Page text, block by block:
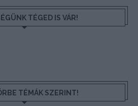
TÉGED IS VÁR!
TÉMÁK SZERINT!